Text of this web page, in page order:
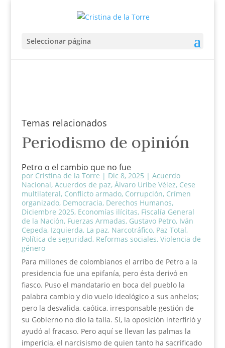
Seleccionar página
Temas relacionados
Periodismo de opinión
Petro o el cambio que no fue
por Cristina de la Torre | Dic 8, 2025 | Acuerdo
Nacional, Acuerdos de paz, Álvaro Uribe Vélez, Cese
multilateral, Conflicto armado, Corrupción, Crímen
organizado, Democracia, Derechos Humanos,
Diciembre 2025, Economías ilícitas, Fiscalía General
de la Nación, Fuerzas Armadas, Gustavo Petro, Iván
Cepeda, Izquierda, La paz, Narcotráfico, Paz Total,
Política de seguridad, Reformas sociales, Violencia de
género
Para millones de colombianos el arribo de Petro a la
presidencia fue una epifanía, pero ésta derivó en
fiasco. Puso el mandatario en boca del pueblo la
palabra cambio y dio vuelo ideológico a sus anhelos;
pero la desvalida, caótica, irresponsable gestión de
su Gobierno no dio la talla. Sí, la oposición interfirió y
ayudó al fracaso. Pero aquí se llevan las palmas la
impericia, el narcisismo de quien tanto ha sacrificado